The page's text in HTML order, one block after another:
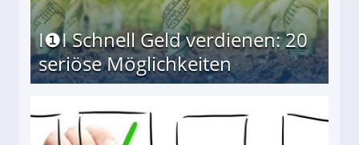
I❶I Schnell Geld verdienen: 20
seriöse Möglichkeiten